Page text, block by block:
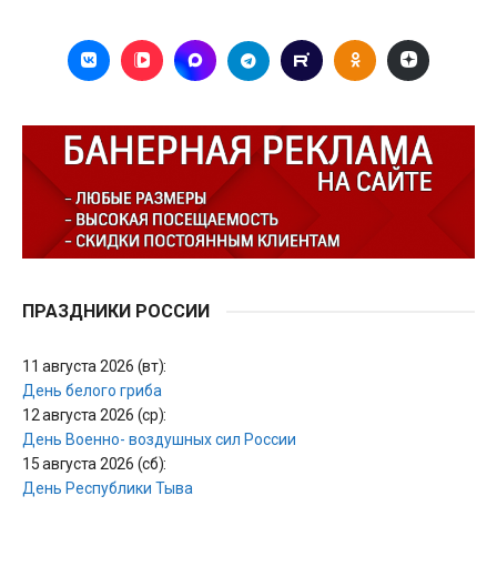
ПРАЗДНИКИ РОССИИ
11 августа 2026 (вт):
День белого гриба
12 августа 2026 (ср):
День Военно- воздушных сил России
15 августа 2026 (сб):
День Республики Тыва